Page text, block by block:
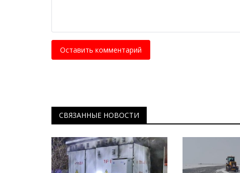
Оставить комментарий
СВЯЗАННЫЕ НОВОСТИ
Ноябрь 5, 2025 0
Несмотря на разгром, вечер запомнился